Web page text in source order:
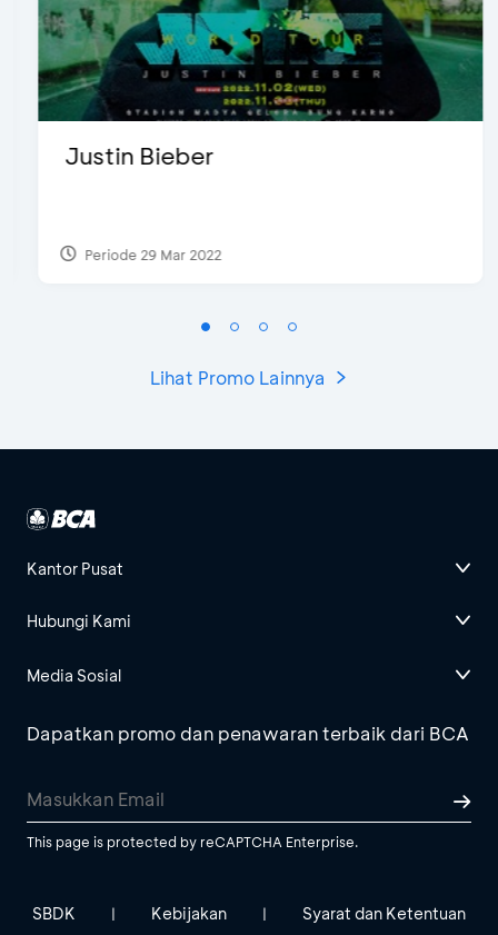
Justin Bieber
Periode 29 Mar 2022
Lihat Promo Lainnya
Kantor Pusat
Hubungi Kami
Media Sosial
Dapatkan promo dan penawaran terbaik dari BCA
This page is protected by reCAPTCHA Enterprise.
SBDK | Kebijakan | Syarat dan Ketentuan